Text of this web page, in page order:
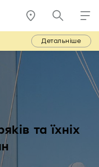
Детальніше
та їхніх